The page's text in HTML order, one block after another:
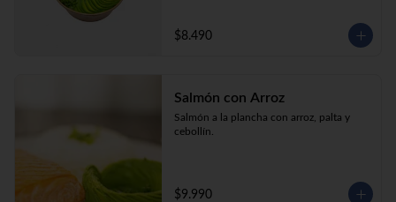
$8.490
Salmón con Arroz
Salmón a la plancha con arroz, palta y
cebollín.
$9.990